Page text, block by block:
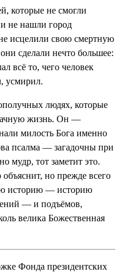
которые не смогли
не нашли город
исцелили свою смертную
сделали нечто большее:
всё то, чего человек
усмирил.
людях, которые
жизнь. Он —
милость Бога именно
псалма — загадочны при
мудр, тот заметит это.
но прежде всего
историю — историю
— и подъёмов,
велика Божественная
Фонда президентских